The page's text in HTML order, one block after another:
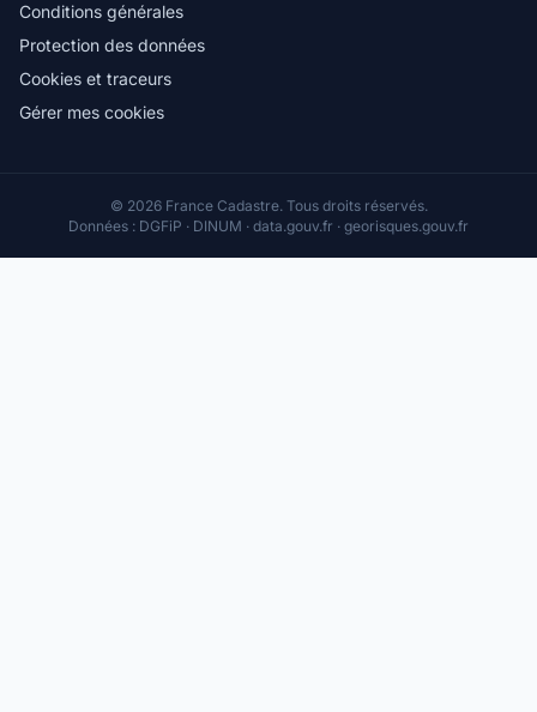
Conditions générales
Protection des données
Cookies et traceurs
Gérer mes cookies
© 2026 France Cadastre. Tous droits réservés.
Données : DGFiP · DINUM · data.gouv.fr · georisques.gouv.fr